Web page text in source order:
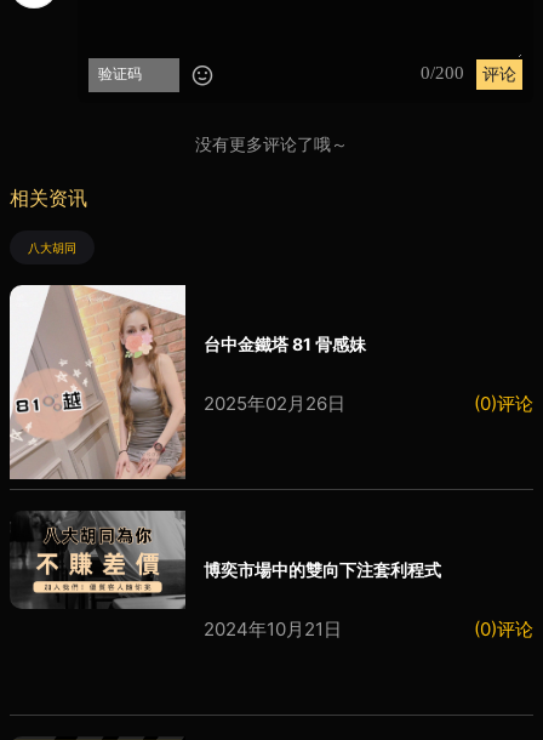
0/200
没有更多评论了哦～
相关资讯
八大胡同
台中金鐵塔 81 骨感妹
2025年02月26日 (0)评论
博奕市場中的雙向下注套利程式
2024年10月21日 (0)评论